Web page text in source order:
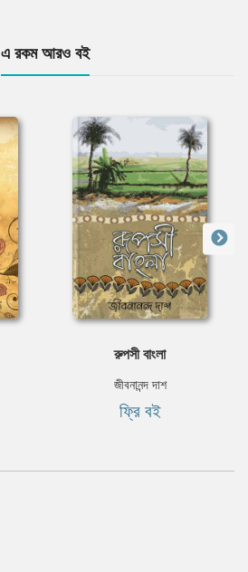
এ রকম আরও বই
রুপসী বাংলা
জীবনানন্দ দাশ
ফ্রি বই